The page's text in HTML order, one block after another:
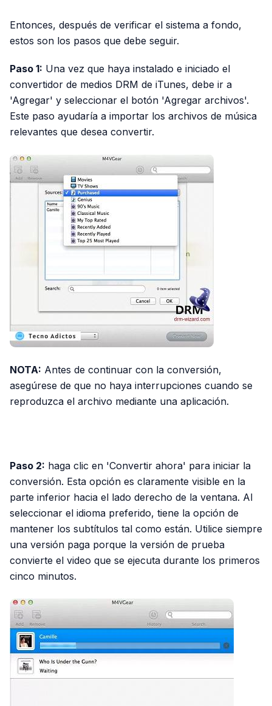
Entonces, después de verificar el sistema a fondo,
estos son los pasos que debe seguir.
Paso 1: Una vez que haya instalado e iniciado el
convertidor de medios DRM de iTunes, debe ir a
'Agregar' y seleccionar el botón 'Agregar archivos'.
Este paso ayudaría a importar los archivos de música
relevantes que desea convertir.
NOTA: Antes de continuar con la conversión,
asegúrese de que no haya interrupciones cuando se
reproduzca el archivo mediante una aplicación.
Paso 2: haga clic en 'Convertir ahora' para iniciar la
conversión. Esta opción es claramente visible en la
parte inferior hacia el lado derecho de la ventana. Al
seleccionar el idioma preferido, tiene la opción de
mantener los subtítulos tal como están. Utilice siempre
una versión paga porque la versión de prueba
convierte el video que se ejecuta durante los primeros
cinco minutos.